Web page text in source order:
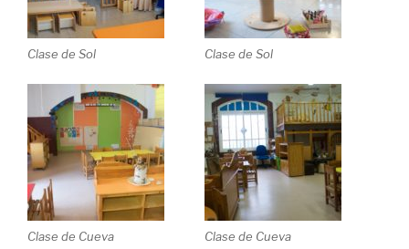
Clase de Sol Clase de Sol
Clase de Cueva Clase de Cueva